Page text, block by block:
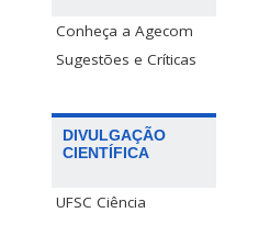
Conheça a Agecom
Sugestões e Críticas
DIVULGAÇÃO
CIENTÍFICA
UFSC Ciência